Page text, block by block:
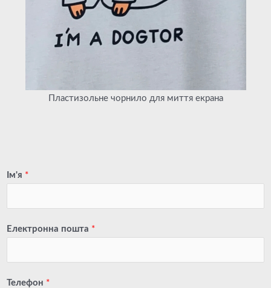
Пластизольне чорнило для миття екрана
Ім'я *
Електронна пошта *
Телефон *